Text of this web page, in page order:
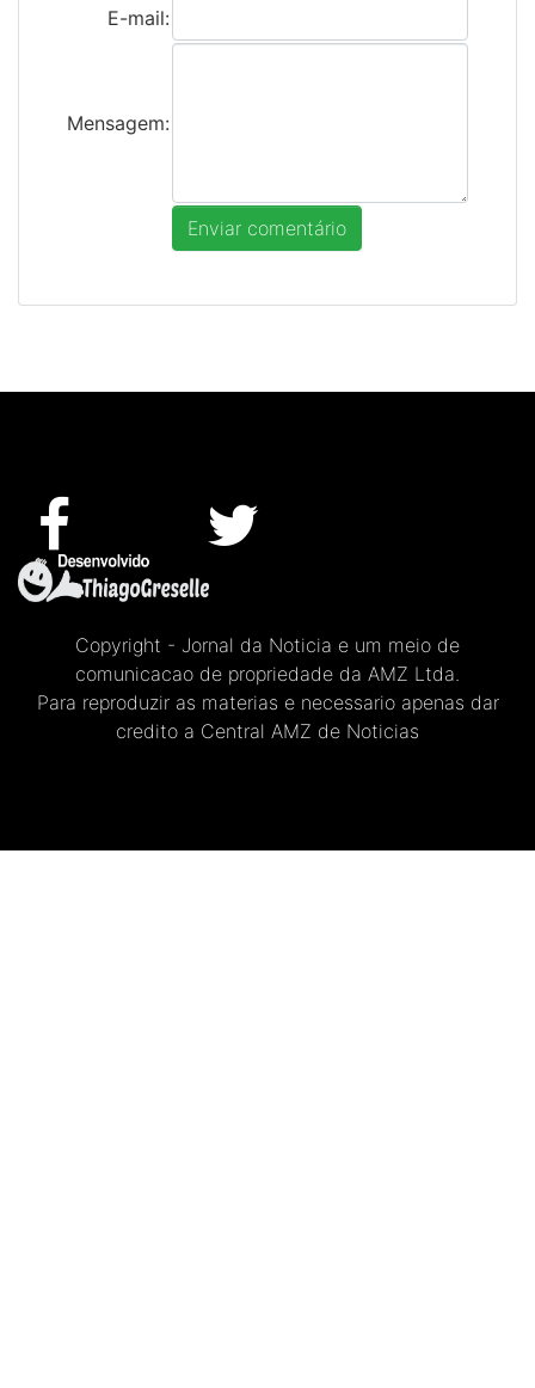
E-mail:
Mensagem:
Copyright - Jornal da Noticia e um meio de
comunicacao de propriedade da AMZ Ltda.
Para reproduzir as materias e necessario apenas dar
credito a Central AMZ de Noticias